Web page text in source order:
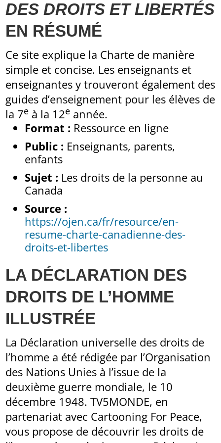
DES DROITS ET LIBERTÉS
EN RÉSUMÉ
Ce site explique la Charte de manière
simple et concise. Les enseignants et
enseignantes y trouveront également des
guides d’enseignement pour les élèves de
la 7e à la 12e année.
Format : Ressource en ligne
Public : Enseignants, parents,
enfants
Sujet : Les droits de la personne au
Canada
Source :
https://ojen.ca/fr/resource/en-
resume-charte-canadienne-des-
droits-et-libertes
LA DÉCLARATION DES
DROITS DE L’HOMME
ILLUSTRÉE
La Déclaration universelle des droits de
l’homme a été rédigée par l’Organisation
des Nations Unies à l’issue de la
deuxième guerre mondiale, le 10
décembre 1948. TV5MONDE, en
partenariat avec Cartooning For Peace,
vous propose de découvrir les droits de